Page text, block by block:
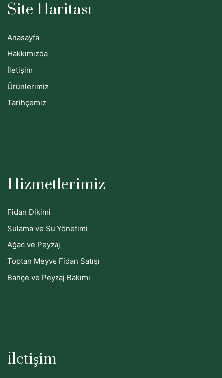
Site Haritası
Anasayfa
Hakkımızda
İletişim
Ürünlerimiz
Tarihçemiz
Hizmetlerimiz
Fidan Dikimi
Sulama ve Su Yönetimi
Ağac ve Peyzaj
Toptan Meyve Fidan Satışı
Bahçe ve Peyzaj Bakımı
İletişim